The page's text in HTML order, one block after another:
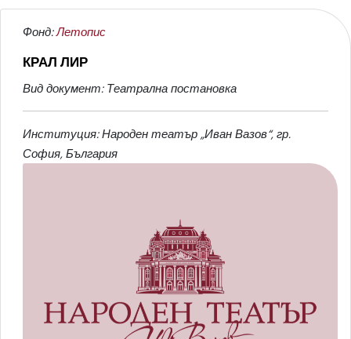
Фонд:Летопис
КРАЛ ЛИР
Вид документ: Театрална постановка
Институция: Народен театър „Иван Вазов“, гр.
София, България